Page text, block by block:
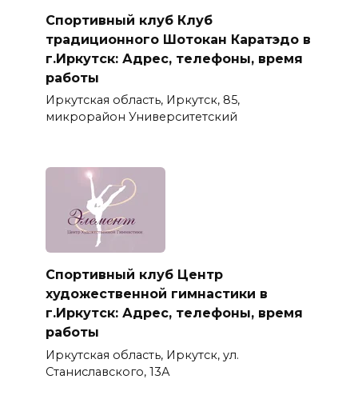
Спортивный клуб Клуб
традиционного Шотокан Каратэдо в
г.Иркутск: Адрес, телефоны, время
работы
Иркутская область, Иркутск, 85,
микрорайон Университетский
Спортивный клуб Центр
художественной гимнастики в
г.Иркутск: Адрес, телефоны, время
работы
Иркутская область, Иркутск, ул.
Станиславского, 13А